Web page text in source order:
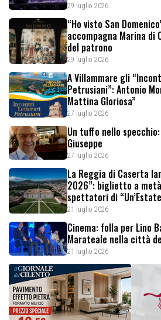
29 luglio 2026
“Ho visto San
accompagna Marina di
del patrono
29 luglio 2026
A Villammare gli
Petrusiani”: Antonio
Mattina Gloriosa”
27 luglio 2026
Un tuffo nello
Giuseppe
27 luglio 2026
La Reggia di Caserta
2026”: biglietto a
spettatori di
21 luglio 2026
Cinema: folla per Lino
Marateale nella città
21 luglio 2026